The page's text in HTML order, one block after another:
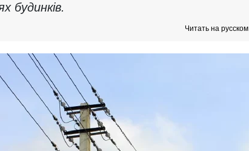
будинків.
Читать на русском